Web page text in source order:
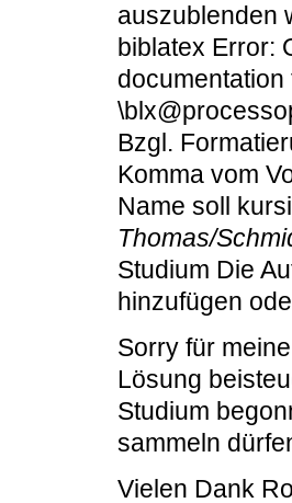
auszublenden
biblatex Error:
Bzgl.
Komma vom
Name soll
Thomas/
Studium Die
hinzufügen
Sorry für
Lösung
Studium
sammeln
Vielen Dank